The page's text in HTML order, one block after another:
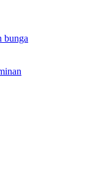
bunga